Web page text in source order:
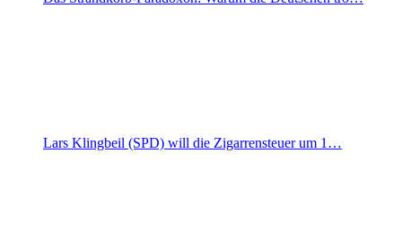
Lars Klingbeil (SPD) will die Zigarrensteuer um 1…